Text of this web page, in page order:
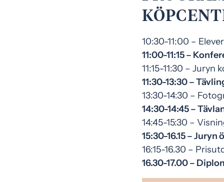
10:30-11:00 –
11:00-11:15 –
11:15-11:30 –
11:30-13:30 –
13:30-14:30 –
14:30-14:45 –
14:45-15:30 –
15:30-16.15 – Juryn
16:15-16.30 –
16.30-17.00 –